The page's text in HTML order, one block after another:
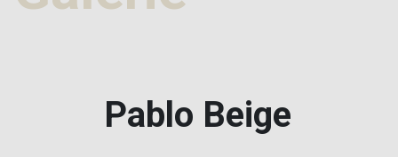
Pablo Beige